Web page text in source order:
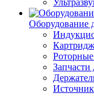
Оборудование